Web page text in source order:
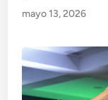
mayo 13, 2026